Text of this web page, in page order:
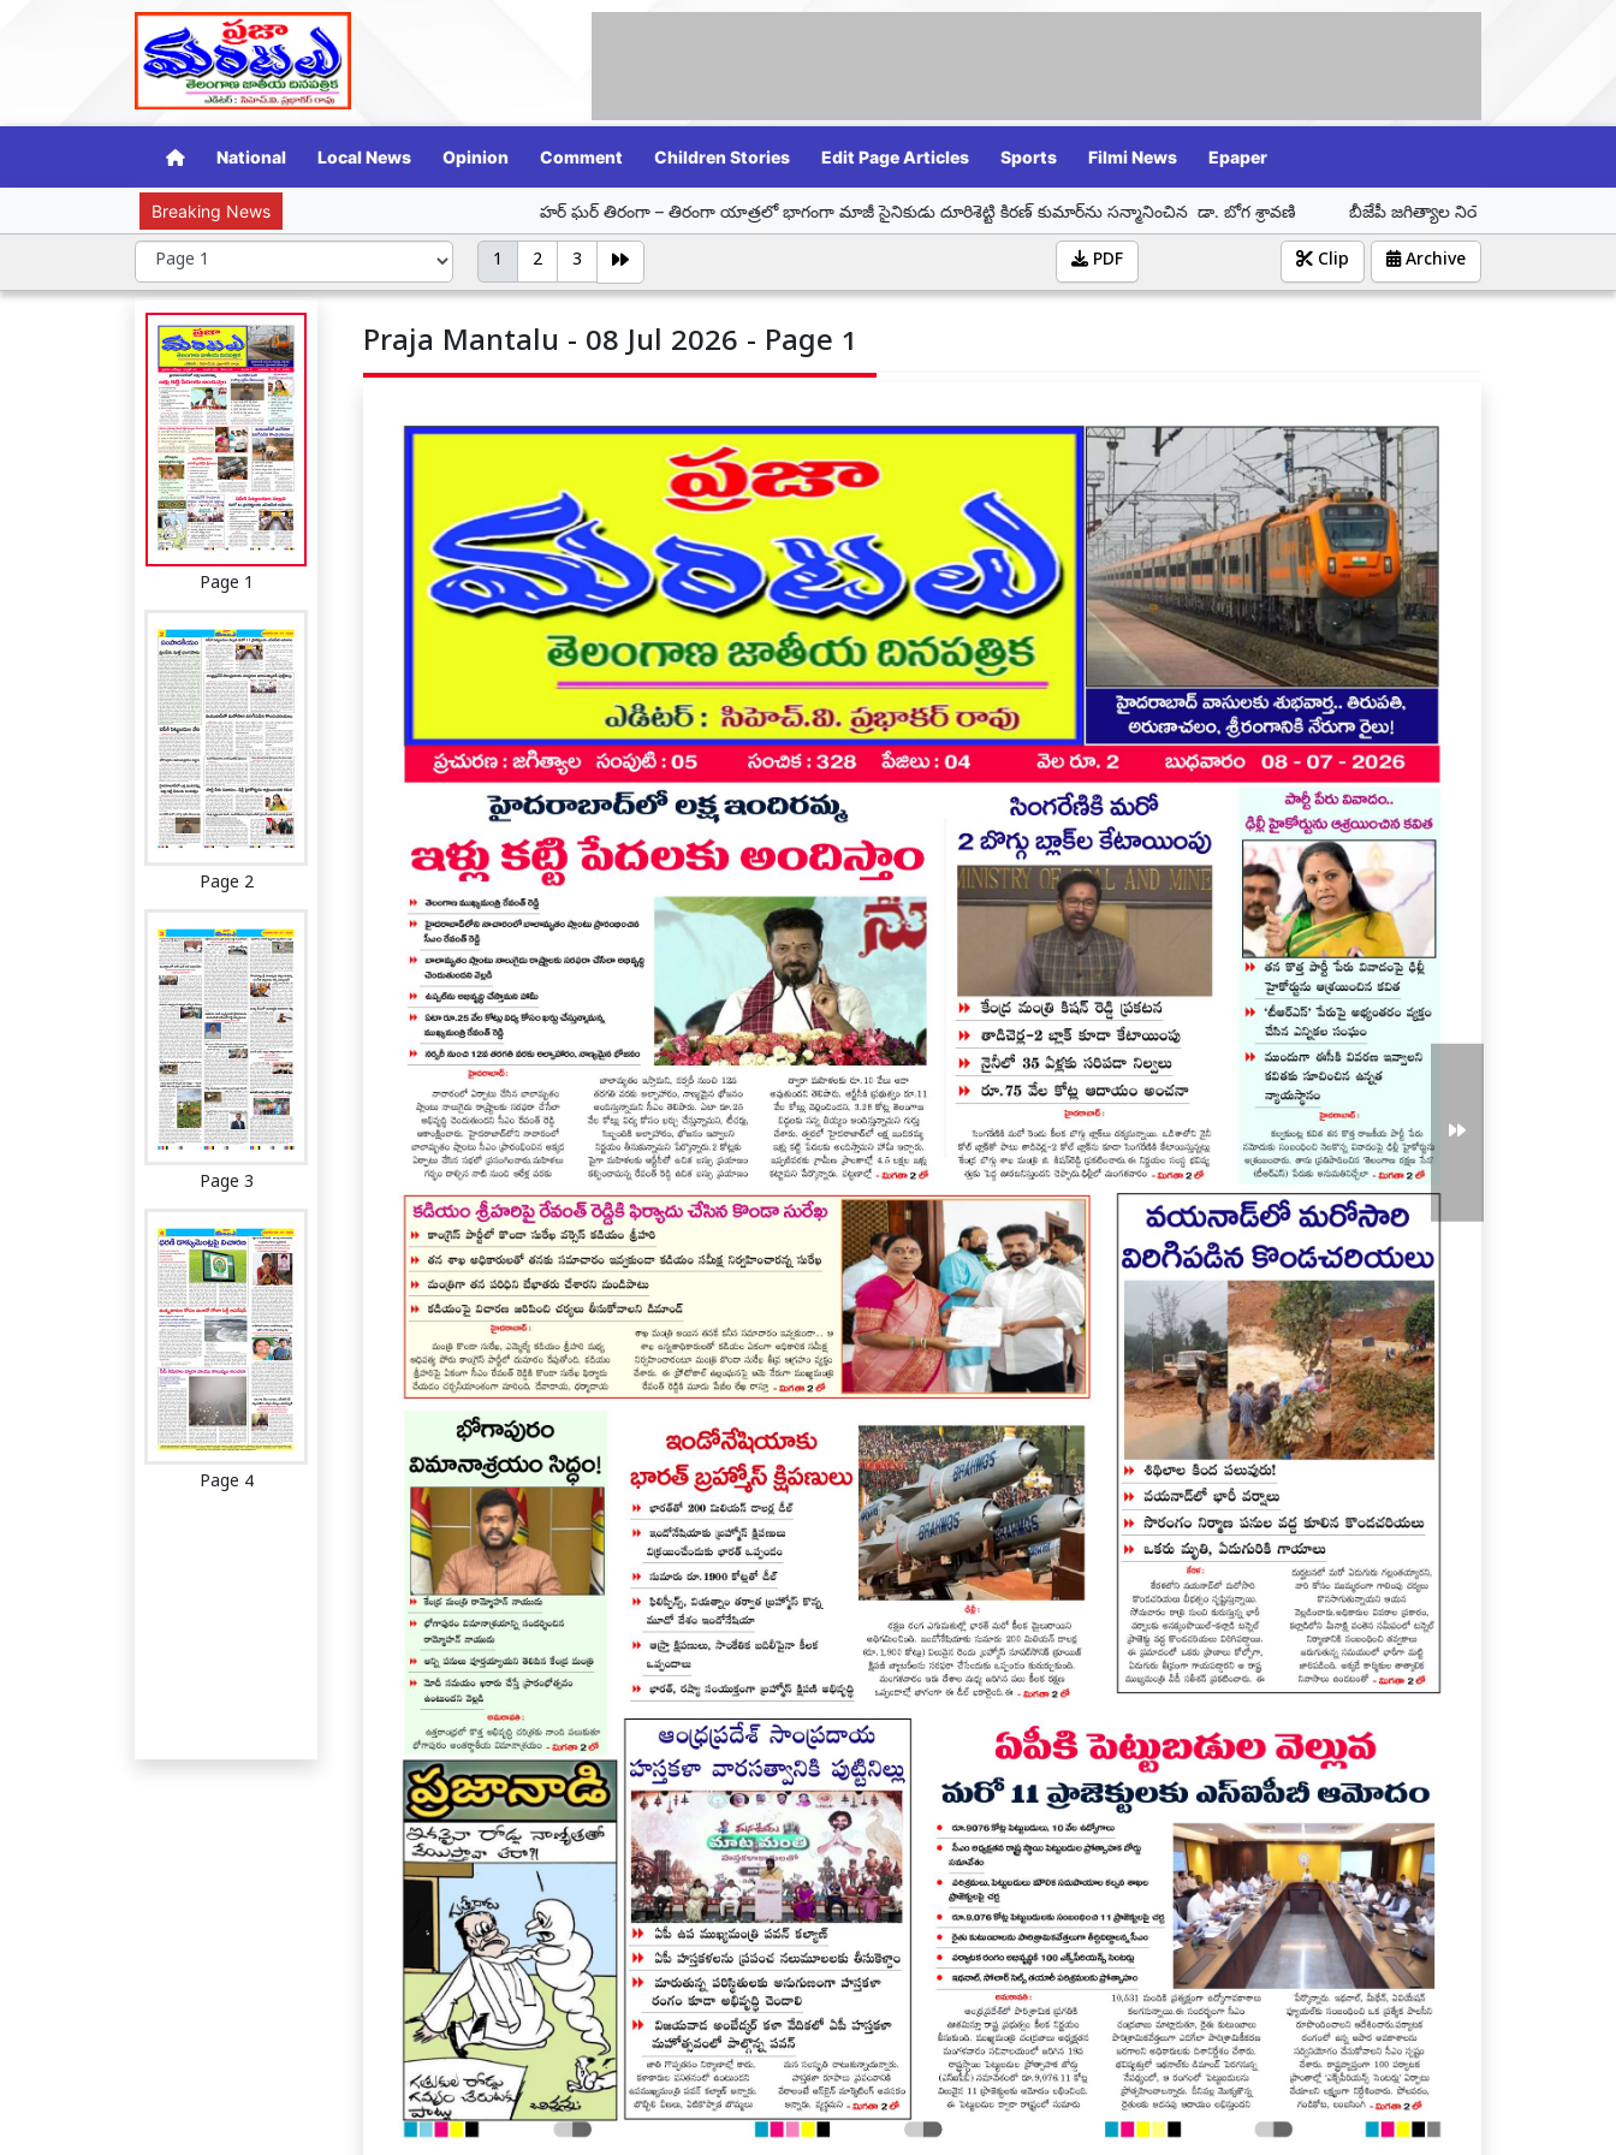
National Local News Opinion Comment Children Stories Edit Page Articles Sports Filmi News Epaper
Breaking News హర్ ఘర్ తిరంగా – తిరంగా యాత్రలో భాగంగా మాజీ సైనికుడు దూరిశెట్టి కిరణ్ కుమార్‌ను సన్మానించిన డా. బోగ శ్రావణి బీజేపీ జగిత్యాల నియోజకవర్గ ఇంచార్జ్ డా. బోగ శ్రావణి కి
1 2 3 PDF Archive
Clip
Page 1
Page 2
Page 3
Page 4
Praja Mantalu - 08 Jul 2026 - Page 1